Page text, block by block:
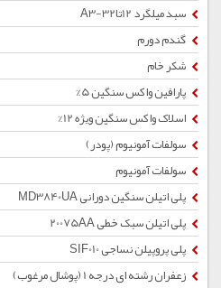
سبد میلگرد 12تا32-A3
گندم دورم
شکر خام
پارافین واکس سنگین 5%
اسلاک واکس سنگین ویژه 12%
سولفات آمونیوم (پودر)
سولفات آمونیوم
پلی اتیلن سنگین دورانی MD3840UA
پلی اتیلن سبک خطی 20075AA
پلی پروپیلن نساجی SIF010
زعفران رشته ای درجه 1 (پوشال مرغوب)